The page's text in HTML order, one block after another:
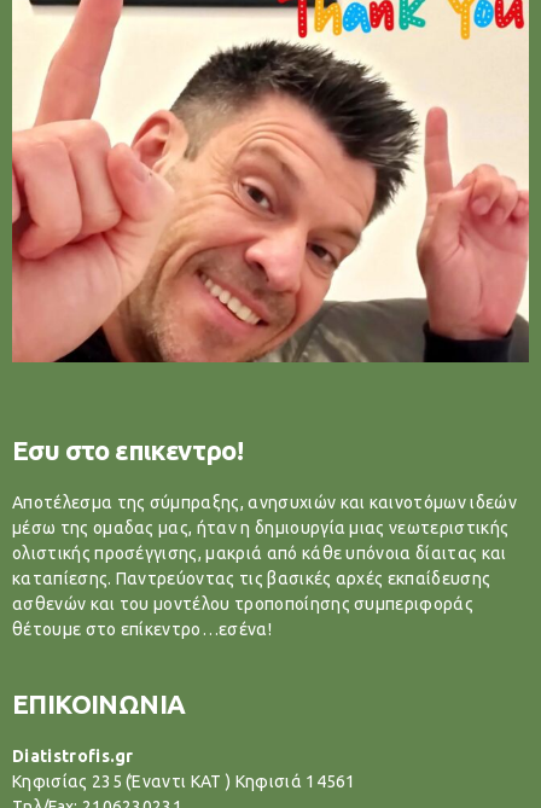
Εσυ στο επικεντρο!
Αποτέλεσμα της σύμπραξης, ανησυχιών και καινοτόμων ιδεών
μέσω της ομαδας μας, ήταν η δημιουργία μιας νεωτεριστικής
ολιστικής προσέγγισης, μακριά από κάθε υπόνοια δίαιτας και
καταπίεσης. Παντρεύοντας τις βασικές αρχές εκπαίδευσης
ασθενών και του μοντέλου τροποποίησης συμπεριφοράς
θέτουμε στο επίκεντρο…εσένα!
ΕΠΙΚΟΙΝΩΝΙΑ
Diatistrofis.gr
Κηφισίας 235 (Έναντι ΚΑΤ ) Κηφισιά 14561